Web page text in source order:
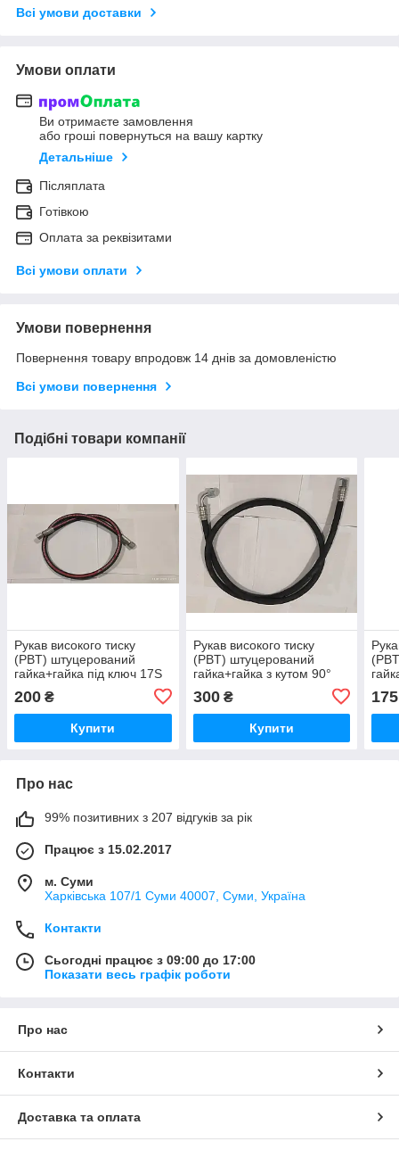
Всі умови доставки
Умови оплати
Ви отримаєте замовлення
або гроші повернуться на вашу картку
Детальніше
Післяплата
Готівкою
Оплата за реквізитами
Всі умови оплати
Умови повернення
Повернення товару впродовж 14 днів за домовленістю
Всі умови повернення
Подібні товари компанії
Рукав високого тиску
(РВT) штуцерований
гайка+гайка під ключ 17S
1SN DN6 М14х1,5 L=1,0 m
DKM
200 ₴
Купити
Рукав високого тиску
(РВT) штуцерований
гайка+гайка з кутом 90°
М14х1,5 L=2,0 m DKM
300₴
Купити
175
Про нас
99% позитивних з 207 відгуків за рік
Працює з 15.02.2017
м. Суми
Харківська 107/1 Суми 40007, Суми, Україна
Контакти
Сьогодні працює з 09:00 до 17:00
Показати весь графік роботи
Про нас
Контакти
Доставка та оплата